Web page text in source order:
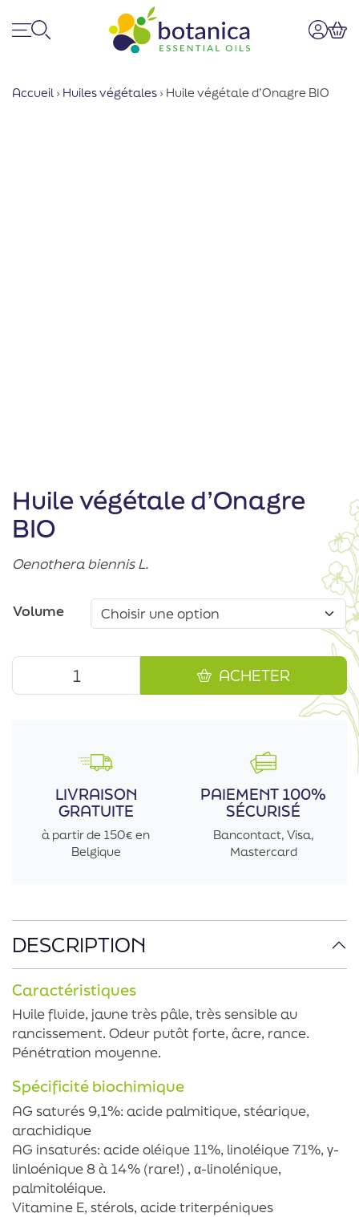
Accueil › Huiles végétales › Huile végétale d’Onagre BIO
Huile végétale d’Onagre
BIO
Oenothera biennis L.
Volume
ACHETER
DESCRIPTION
Caractéristiques
Huile fluide, jaune très pâle, très sensible au
rancissement. Odeur putôt forte, âcre, rance.
Pénétration moyenne.
Spécificité biochimique
AG saturés 9,1%: acide palmitique, stéarique,
arachidique
AG insaturés: acide oléique 11%, linoléique 71%, γ-
linloénique 8 à 14% (rare!) , α-linolénique,
palmitoléique.
Vitamine E, stérols, acide triterpéniques
LIVRAISON
GRATUITE
à partir de 150€ en
Belgique
PAIEMENT 100%
SÉCURISÉ
Bancontact, Visa,
Mastercard